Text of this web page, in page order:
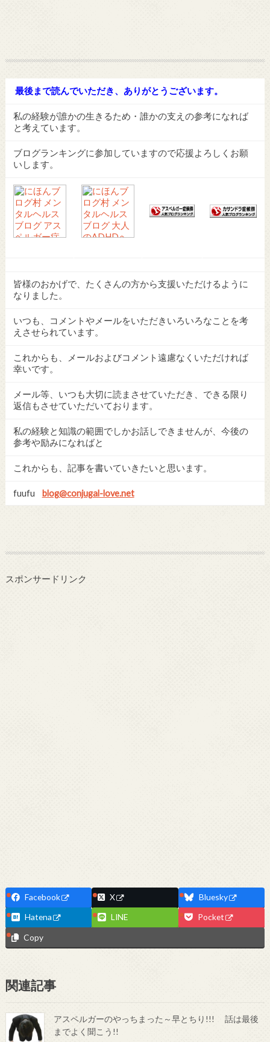
最後まで読んでいただき、ありがとうございます。
私の経験が誰かの生きるため・誰かの支えの参考になれば
と考えています。
ブログランキングに参加していますので応援よろしくお願
いします。
皆様のおかげで、たくさんの方から支援いただけるように
なりました。
いつも、コメントやメールをいただきいろいろなことを考
えさせられています。
これからも、メールおよびコメント遠慮なくいただければ
幸いです。
メール等、いつも大切に読まさせていただき、できる限り
返信もさせていただいております。
私の経験と知識の範囲でしかお話しできませんが、今後の
参考や励みになればと
これからも、記事を書いていきたいと思います。
fuufu blog@conjugal-love.net
スポンサードリンク
Facebook X
Bluesky
Hatena
LINE
Pocket
Copy
関連記事
アスペルガーのやっちまった～早とちり!!! 話は最後
までよく聞こう!!